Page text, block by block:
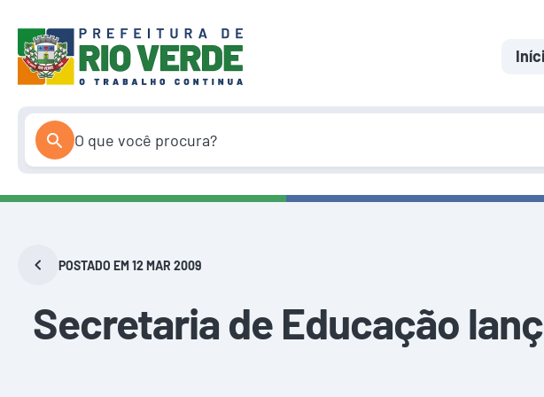
para
conteúdo
POSTADO EM 12 MAR 2009
Secretaria de Educação